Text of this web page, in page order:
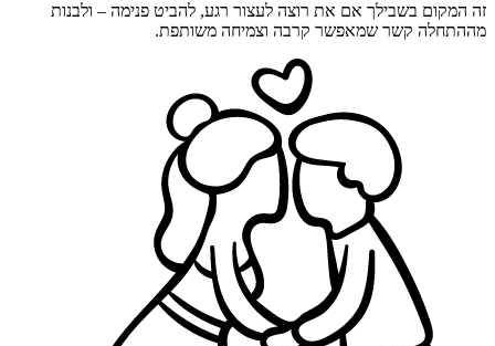
זה המקום בשבילך אם את רוצה לעצור רגע, להביט פנימה – ולבנות
מההתחלה קשר שמאפשר קרבה וצמיחה משותפת.